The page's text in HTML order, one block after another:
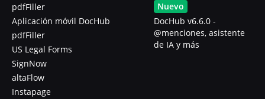
pdfFiller
Aplicación móvil DocHub
pdfFiller
US Legal Forms
SignNow
altaFlow
Instapage
Nuevo
DocHub v6.6.0 -
@menciones, asistente
de IA y más